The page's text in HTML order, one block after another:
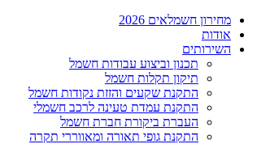
מחירון חשמלאים 2026
אודות
השירותים
תכנון וביצוע עבודות חשמל
תיקון תקלות חשמל
התקנת שקעים והזזת נקודות חשמל
התקנת עמדת טעינה לרכב חשמלי
העברת ביקורת חברת חשמל
התקנת גופי תאורה ומאווררי תקרה